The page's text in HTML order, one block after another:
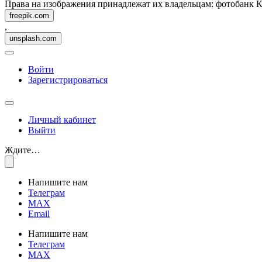
Права на изображения принадлежат их владельцам: фотобанк
freepik.com
,
unsplash.com
Войти
Зарегистрироваться
Личный кабинет
Выйти
Ждите…
Напишите нам
Телеграм
MAX
Email
Напишите нам
Телеграм
MAX